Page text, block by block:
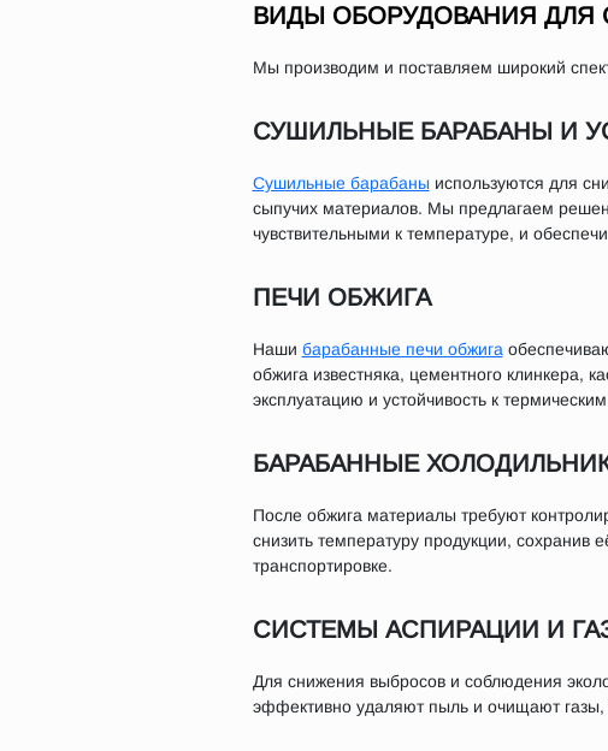
ВИДЫ ОБОРУДОВАНИЯ ДЛЯ
Мы производим и поставляем широкий
СУШИЛЬНЫЕ БАРАБАНЫ И
Сушильные барабаны используются для
сыпучих материалов. Мы предлагаем
чувствительными к температуре, и
ПЕЧИ ОБЖИГА
Наши барабанные печи обжига
обжига известняка, цементного клинкера,
эксплуатацию и устойчивость к
БАРАБАННЫЕ
После обжига материалы требуют
снизить температуру продукции,
транспортировке.
СИСТЕМЫ АСПИРАЦИИ И
Для снижения выбросов и соблюдения
эффективно удаляют пыль и очищают